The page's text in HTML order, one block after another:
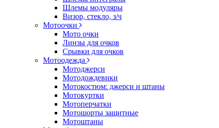
Шлемы модуляры
Визор, стекло, з/ч
Мотоочки
Мото очки
Линзы для очков
Срывки для очков
Мотоодежда
Мотоджерси
Мотодождевики
Мотокостюм: джерси и штаны
Мотокуртки
Мотоперчатки
Мотошорты защитные
Мотоштаны